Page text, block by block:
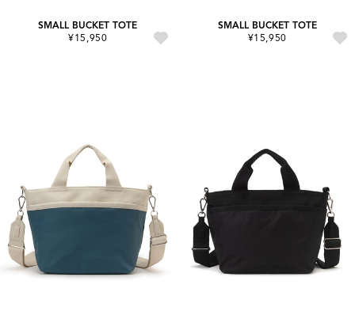
SMALL BUCKET TOTE
¥15,950
SMALL BUCKET TOTE
¥15,950